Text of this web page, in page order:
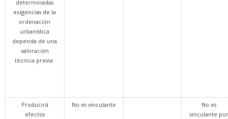
determinadas
exigencias de la
ordenación
urbanística
dependa de una
valoración
técnica previa.
Producirá
efectos
No es vinculante
No es
vinculante por